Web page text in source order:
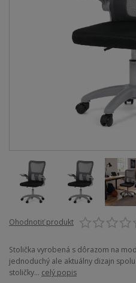
Ohodnotiť produkt
Stolička vyrobená s dôrazom na
jednoduchý ale aktuálny dizajn
stoličky... celý popis